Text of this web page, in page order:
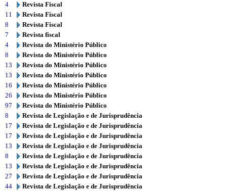
4
Revista Fiscal
11
Revista Fiscal
8
Revista Fiscal
7
Revista fiscal
4
Revista do Ministério Público
8
Revista do Ministério Público
13
Revista do Ministério Público
13
Revista do Ministério Público
16
Revista do Ministério Público
26
Revista do Ministério Público
97
Revista do Ministério Público
8
Revista de Legislação e de Jurisprudência
17
Revista de Legislação e de Jurisprudência
17
Revista de Legislação e de Jurisprudência
13
Revista de Legislação e de Jurisprudência
8
Revista de Legislação e de Jurisprudência
13
Revista de Legislação e de Jurisprudência
27
Revista de Legislação e de Jurisprudência
44
Revista de Legislação e de Jurisprudência